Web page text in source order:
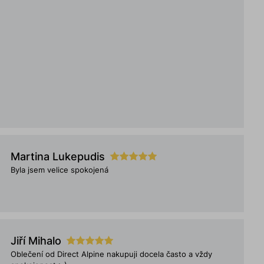
Martina Lukepudis
Byla jsem velice spokojená
Jiří Mihalo
Oblečení od Direct Alpine nakupuji docela často a vždy